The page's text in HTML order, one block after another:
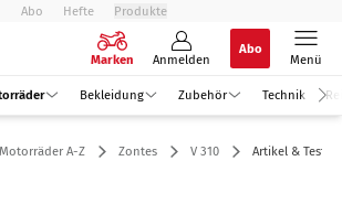
Abo Hefte Produkte
Marken Anmelden
Abo
Menü
Bekleidung Zubehör Technik
Motorräder A-Z Zontes V 310 Artikel & Tests